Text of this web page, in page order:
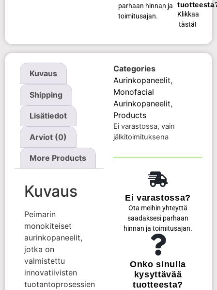
parhaan hinnan ja
toimitusajan.
Klikkaa
tästä!
Kuvaus
Shipping
Lisätiedot
Arviot (0)
More Products
Kuvaus
Peimarin
monokiteiset
aurinkopaneelit,
jotka on
valmistettu
innovatiivisten
tuotantoprosessien
Categories
Aurinkopaneelit,
Monofacial
Aurinkopaneelit,
Products
Ei varastossa, vain
jälkitoimituksena
Ei varastossa?
Ota meihin yhteyttä
saadaksesi parhaan
hinnan ja toimitusajan.
Onko sinulla
kysyttävää
tuotteesta?